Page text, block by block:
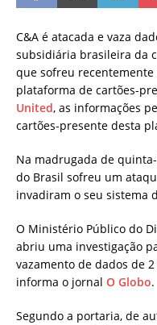
C&A é atacada e vaza
subsidiária brasileira da
que sofreu
plataforma de cartões-
United, as informações
cartões-presente desta
Na madrugada de
do Brasil sofreu um
invadiram o seu sistema
O Ministério Público do
abriu uma investigação
vazamento de dados de
informa o jornal O Globo.
Segundo a portaria, de